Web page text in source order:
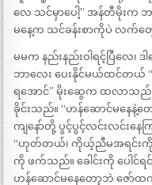
လေ သင်မှာပေါ့” အန်တီမိုးက ဘ
မနေ့က သင်ခန်းစာကိုပဲ လက်တွ
မမက နည်းနည်းဝါရင့်ပြီလေ၊
ဘာလေး ပေးနိုင်မယ်ထင်တယ်
ရအောင်” မိုးဆွေက ထလာသ
ခိုင်းသည်။ “ဟန်ဆောင်မနေနဲ့
ကျနော်တို့ ပွင့်ပွင့်လင်းလင်းနေ
“ဟုတ်တယ်၊ ကိုယ့်ညီမအရင်းကို ရှ
ကို ဖက်သည်။ ခေါင်းကို ပေါင်ရ
ဟန်ဆောင်မနေတော့ဘဲ ဇော်